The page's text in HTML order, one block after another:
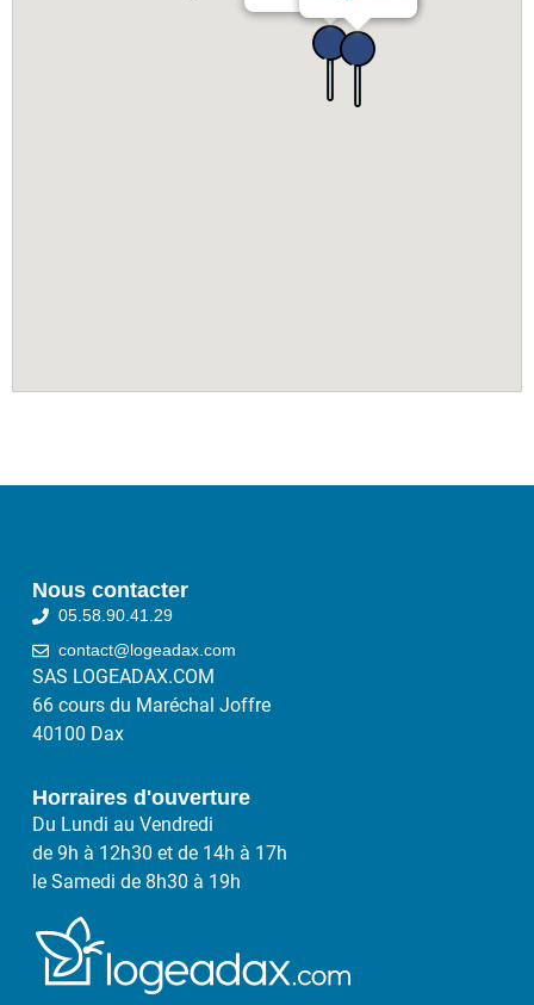
Nous contacter
05.58.90.41.29
contact@logeadax.com
SAS LOGEADAX.COM
66 cours du Maréchal Joffre
40100 Dax
Horraires d'ouverture
Du Lundi au Vendredi
de 9h à 12h30 et de 14h à 17h
le Samedi de 8h30 à 19h